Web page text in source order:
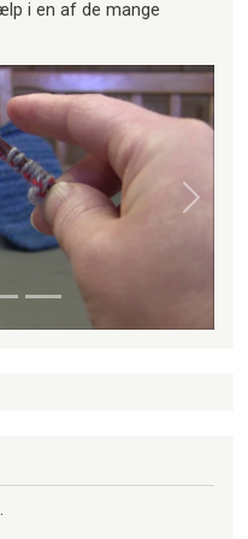
i en af de mange
Næste